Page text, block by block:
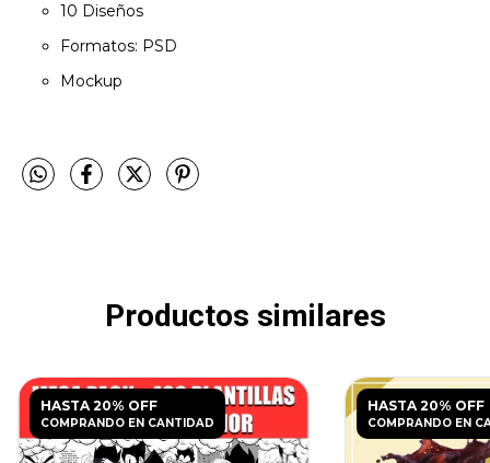
10 Diseños
Formatos: PSD
Mockup
Productos similares
HASTA 20% OFF
COMPRANDO EN CANTIDAD
HASTA 20% OFF
COMPRANDO EN